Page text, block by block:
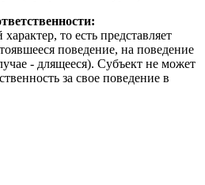
то есть представляет
поведение, на поведение
- длящееся). Субъект не может
за свое поведение в